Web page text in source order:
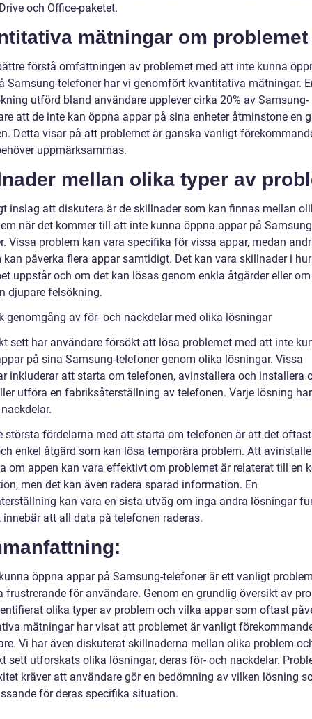
och Office-paketet.
mätningar om problemet
förstå omfattningen av problemet med att inte kunna
Samsung-telefoner har vi genomfört kvantitativa mätningar.
utförd bland användare upplever cirka 20% av Samsung-
att de inte kan öppna appar på sina enheter åtminstone en
Detta visar på att problemet är ganska vanligt
uppmärksammas.
mellan olika typer av
inslag att diskutera är de skillnader som kan finnas mellan
när det kommer till att inte kunna öppna appar på
Vissa problem kan vara specifika för vissa appar, medan
kan påverka flera appar samtidigt. Det kan vara skillnader i
uppstår och om det kan lösas genom enkla åtgärder eller
djupare felsökning.
genomgång av för- och nackdelar med olika lösningar
sett har användare försökt att lösa problemet med att inte
på sina Samsung-telefoner genom olika lösningar. Vissa
inkluderar att starta om telefonen, avinstallera och installera
utföra en fabriksåterställning av telefonen. Varje lösning
största fördelarna med att starta om telefonen är att det
enkel åtgärd som kan lösa temporära problem. Att
om appen kan vara effektivt om problemet är relaterat till en
men det kan även radera sparad information. En
kan vara en sista utväg om inga andra lösningar
innebär att all data på telefonen raderas.
öppna appar på Samsung-telefoner är ett vanligt
frustrerande för användare. Genom en grundlig översikt av
olika typer av problem och vilka appar som oftast
mätningar har visat att problemet är vanligt
Vi har även diskuterat skillnaderna mellan olika problem
sett utforskats olika lösningar, deras för- och nackdelar.
kräver att användare gör en bedömning av vilken lösning
för deras specifika situation.